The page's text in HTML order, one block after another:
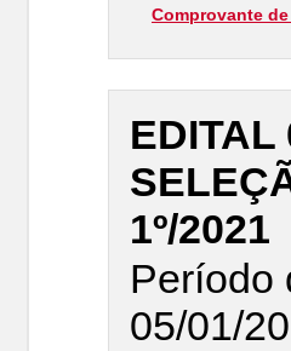
Comprovante
EDITAL
1º/2021
Período
05/01/